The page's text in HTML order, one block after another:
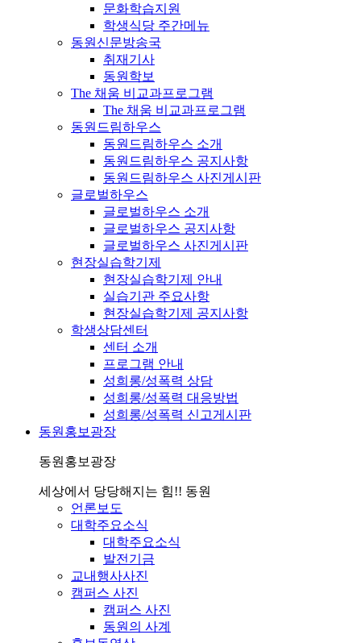
문화학습지원
학생식당 주간메뉴
동원신문방송국
취재기사
동원학보
The 채움 비교과프로그램
The 채움 비교과프로그램
동원드림하우스
동원드림하우스 소개
동원드림하우스 공지사항
동원드림하우스 사진게시판
글로벌하우스
글로벌하우스 소개
글로벌하우스 공지사항
글로벌하우스 사진게시판
현장실습학기제
현장실습학기제 안내
실습기관 주요사항
현장실습학기제 공지사항
학생상담센터
센터 소개
프로그램 안내
성희롱/성폭력 상담
성희롱/성폭력 대응방법
성희롱/성폭력 신고게시판
동원홍보광장
동원홍보광장
세상에서 당당해지는 힘!! 동원
언론보도
대학주요소식
대학주요소식
발전기금
교내행사사진
캠퍼스 사진
캠퍼스 사진
동원의 사계